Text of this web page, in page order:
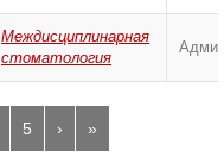
Междисциплинарная
стоматология
5 › »